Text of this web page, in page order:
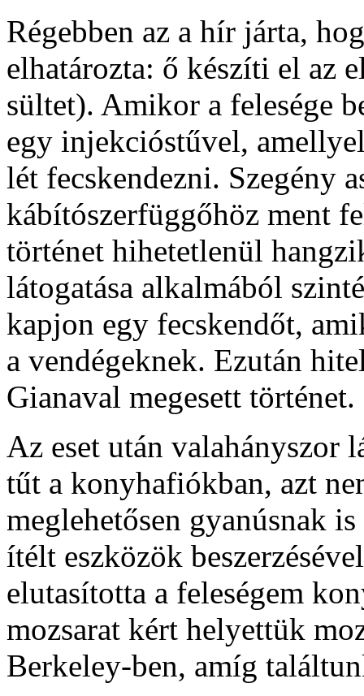
Régebben az a hír járta,
elhatározta: ő készíti el az
sültet). Amikor a felesége
egy injekcióstűvel,
lét fecskendezni. Szegény
kábítószerfüggőhöz ment
történet hihetetlenül
látogatása alkalmából
kapjon egy fecskendőt,
a vendégeknek. Ezután
Gianaval megesett történet.
Az eset után valahányszor
tűt a konyhafiókban, azt
meglehetősen gyanúsnak
ítélt eszközök
elutasította a feleségem
mozsarat kért helyettük
Berkeley-ben, amíg